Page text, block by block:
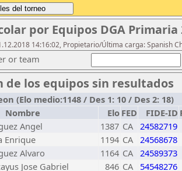
por Equipos DGA Primaria
14:16:02, Propietario/Última carga: Spanish
or team
de los equipos sin resultados
(Elo medio:1148 / Des 1: 10 / Des 2: 18)
Nombre Elo FED FIDE-ID
Angel 1387 CA 24582719
Enrique 1194 CA 24568678
Alvaro 1164 CA 24589373
Jose Gabriel 846 CA
54548276